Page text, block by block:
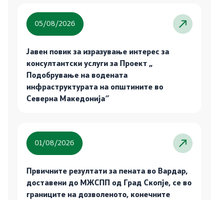
05/08/2026
Јавен повик за изразување интерес за
консултантски услуги за Проект „
Подобрување на водената
инфраструктурата на општините во
Северна Македонија″
01/08/2026
Првичните резултати за пената во Вардар,
доставени до МЖСПП од Град Скопје, се во
границите на дозволеното, конечните